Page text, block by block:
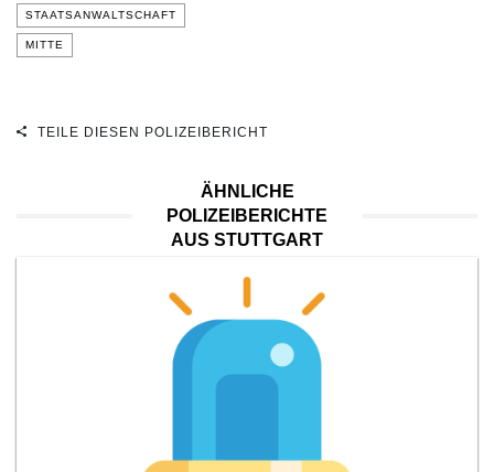
STAATSANWALTSCHAFT
MITTE
TEILE DIESEN POLIZEIBERICHT
ÄHNLICHE
POLIZEIBERICHTE
AUS STUTTGART